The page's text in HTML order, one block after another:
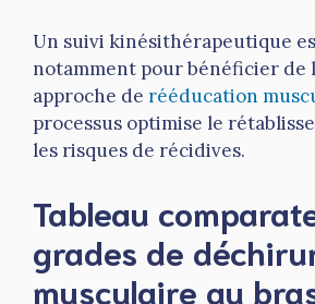
Un suivi kinésithérapeutique
notamment pour bénéficier de
approche de rééducation
processus optimise le
les risques de récidives.
Tableau
grades de
musculaire au